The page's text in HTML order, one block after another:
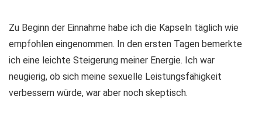
Zu Beginn der Einnahme habe ich die Kapseln täglich wie
empfohlen eingenommen. In den ersten Tagen bemerkte
ich eine leichte Steigerung meiner Energie. Ich war
neugierig, ob sich meine sexuelle Leistungsfähigkeit
verbessern würde, war aber noch skeptisch.